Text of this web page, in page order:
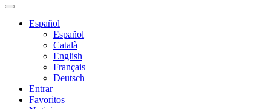
Español
Español
Català
English
Français
Deutsch
Entrar
Favoritos